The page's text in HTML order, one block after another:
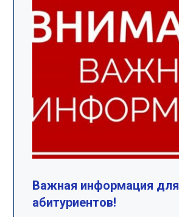
Важная информация для
абитуриентов!